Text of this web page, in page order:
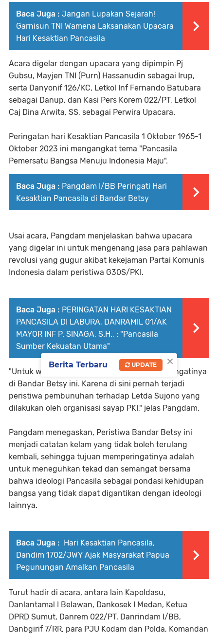
Baca Juga : Jangan Lupakan Sejarah!
Garnisun TNI Wamena Laksanakan Upacara
Hari Kesaktian Pancasila
Acara digelar dengan upacara yang dipimpin Pj
Gubsu, Mayjen TNI (Purn) Hassanudin sebagai Irup,
serta Danyonif 126/KC, Letkol Inf Fernando Batubara
sebagai Danup, dan Kasi Pers Korem 022/PT, Letkol
Caj Dina Arwita, SS, sebagai Perwira Upacara.
Peringatan hari Kesaktian Pancasila 1 Oktober 1965-1
Oktober 2023 ini mengangkat tema "Pancasila
Pemersatu Bangsa Menuju Indonesia Maju".
Baca Juga : Pangdam I/BB Peringati Hari
Kesaktian Pancasila di Bandar Betsy
Usai acara, Pangdam menjelaskan bahwa upacara
yang digelar ini untuk mengenang jasa para pahlawan
revolusi yang gugur akibat kekejaman Partai Komunis
Indonesia dalam peristiwa G30S/PKI.
Baca Juga : PERINGATAN HARI KESAKTIAN
PANCASILA DI LABURA, DANRAMIL 01/AK
MAYOR INF P. SINAGA, S.H., : "Pancasila
Sumber Kekuatan Utama"
"Untuk wilayah Sumatera Utara, kita memperingatinya
di Bandar Betsy ini. Karena di sini pernah terjadi
peristiwa pembunuhan terhadap Letda Sujono yang
dilakukan oleh organisasi sayap PKI," jelas Pangdam.
Pangdam menegaskan, Peristiwa Bandar Betsy ini
menjadi catatan kelam yang tidak boleh terulang
kembali, sehingga tujuan memperingatinya adalah
untuk meneguhkan tekad dan semangat bersama
bahwa ideologi Pancasila sebagai pondasi kehidupan
bangsa yang tidak dapat digantikan dengan ideologi
lainnya.
Baca Juga : Hari Kesaktian Pancasila,
Dandim 1702/JWY Ajak Masyarakat Papua
Pegunungan Amalkan Pancasila
Turut hadir di acara, antara lain Kapoldasu,
Danlantamal I Belawan, Dankosek I Medan, Ketua
DPRD Sumut, Danrem 022/PT, Danrindam I/BB,
Danbgirif 7/RR, para PJU Kodam dan Polda, Komandan
×
Berita Terbaru UPDATE